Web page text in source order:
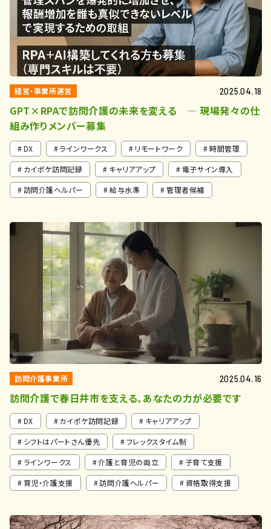
経営・事業所運営 2025.04.18
GPT×RPAで訪問介護の未来を変える ― 現場発々の仕
組み作りメンバー募集
DX ラインワークス リモートワーク
時間管理
カイポケ訪問記録
キャリアアップ
電子サイン導入
訪問介護ヘルパー
給与水準 管理者候補
訪問介護事業所 2025.04.16
訪問介護で春日井市を支える、あなたの力が必要です
DX カイポケ訪問記録
キャリアアップ
シフトはパートさん優先
フレックスタイム制
ラインワークス
介護と育児の両立
子育て支援
育児・介護支援
訪問介護ヘルパー 資格取得支援